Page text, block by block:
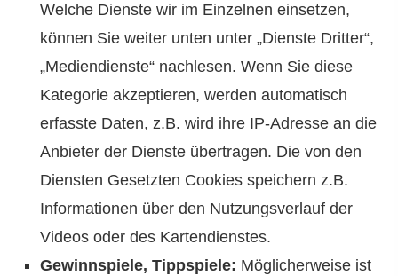
Welche Dienste wir im Einzelnen einsetzen,
können Sie weiter unten unter „Dienste Dritter“,
„Mediendienste“ nachlesen. Wenn Sie diese
Kategorie akzeptieren, werden automatisch
erfasste Daten, z.B. wird ihre IP-Adresse an die
Anbieter der Dienste übertragen. Die von den
Diensten Gesetzten Cookies speichern z.B.
Informationen über den Nutzungsverlauf der
Videos oder des Kartendienstes.
Gewinnspiele, Tippspiele: Möglicherweise ist